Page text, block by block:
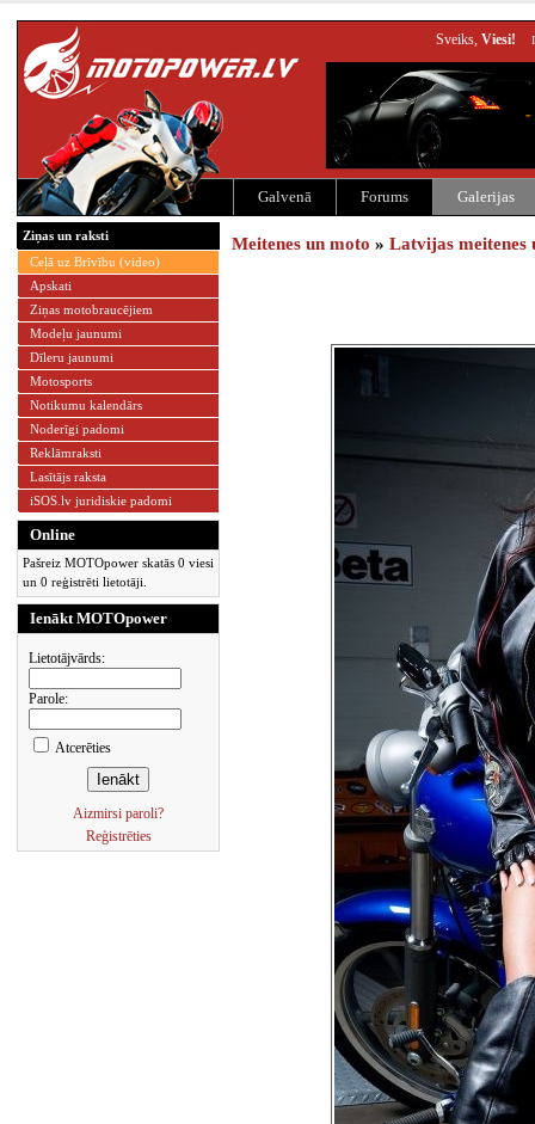
Sveiks, Viesi!
Galvenā Forums Galerijas
Ziņas un raksti
Ceļā uz Brīvību (video)
Apskati
Ziņas motobraucējiem
Modeļu jaunumi
Dīleru jaunumi
Motosports
Notikumu kalendārs
Noderīgi padomi
Reklāmraksti
Lasītājs raksta
iSOS.lv juridiskie padomi
Online
Pašreiz MOTOpower skatās 0 viesi
un 0 reģistrēti lietotāji.
Ienākt MOTOpower
Lietotājvārds:
Parole:
Atcerēties
Aizmirsi paroli?
Reģistrēties
Meitenes un moto » Latvijas meitenes